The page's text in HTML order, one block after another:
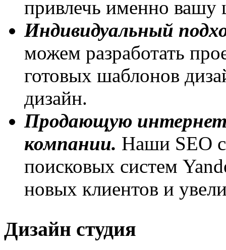
привлечь именно вашу
Индивидуальный
можем разработать
готовых шаблонов
дизайн.
Продающую
компании. Наши SEO
поисковых систем
новых клиентов и
Дизайн студия